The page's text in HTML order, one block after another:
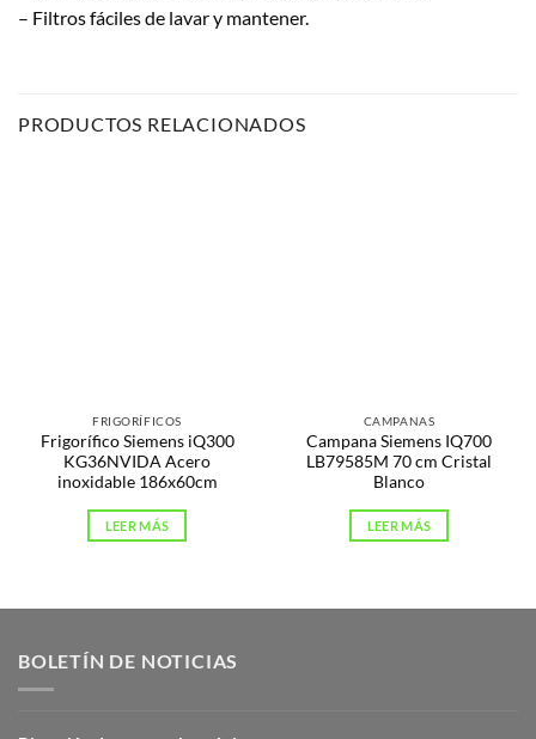
– Filtros fáciles de lavar y mantener.
PRODUCTOS RELACIONADOS
FRIGORÍFICOS
Frigorífico Siemens iQ300
KG36NVIDA Acero
inoxidable 186x60cm
LEER MÁS
CAMPANAS
Campana Siemens IQ700
LB79585M 70 cm Cristal
Blanco
LEER MÁS
BOLETÍN DE NOTICIAS